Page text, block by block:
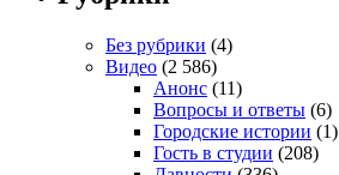
Без рубрики (4)
Видео (2 586)
Анонс (11)
Вопросы и ответы (6)
Городские истории (1)
Гость в студии (208)